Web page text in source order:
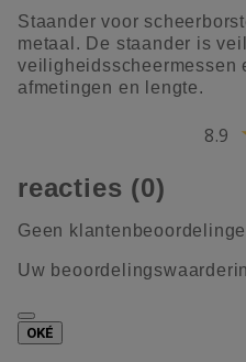
Staander voor
metaal. De staander is
veiligheidsscheermessen
afmetingen en lengte.
8.9
reacties (0)
Geen
Uw
OKÉ